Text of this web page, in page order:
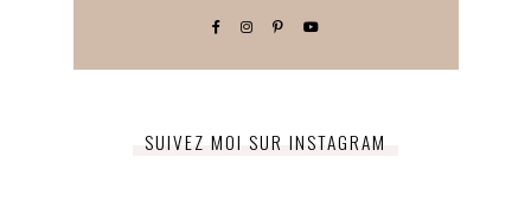
SUIVEZ MOI SUR INSTAGRAM